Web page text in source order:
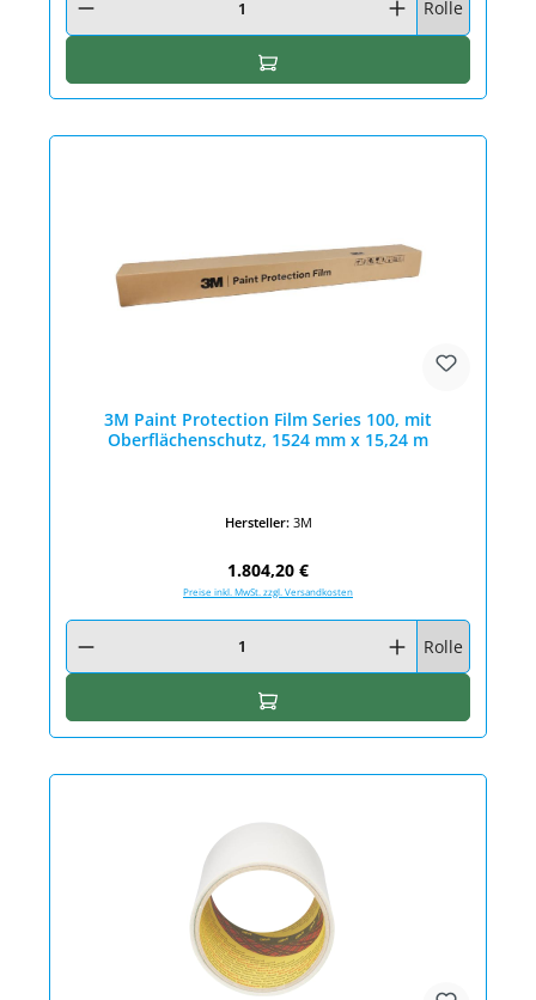
Rolle
In den Warenkorb
3M Paint Protection Film Series 100, mit
Oberflächenschutz, 1524 mm x 15,24 m
Hersteller: 3M
Regulärer Preis:
1.804,20 €
Preise inkl. MwSt. zzgl. Versandkosten
Produkt Anzahl: Gib den gewünschten Wert ein oder benutze die
Rolle
In den Warenkorb